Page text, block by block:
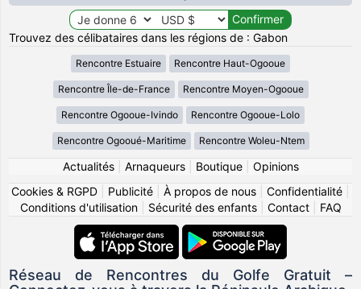
Trouvez des célibataires dans les régions de : Gabon
Rencontre Estuaire Rencontre Haut-Ogooue
Rencontre Île-de-France Rencontre Moyen-Ogooue
Rencontre Ogooue-Ivindo Rencontre Ogooue-Lolo
Rencontre Ogooué-Maritime Rencontre Woleu-Ntem
Actualités| Arnaqueurs| Boutique| Opinions
Cookies & RGPD
Publicité À propos de nous Confidentialité
Conditions d'utilisation| Sécurité des enfants| Contact| FAQ
Réseau de Rencontres du Golfe Gratuit –